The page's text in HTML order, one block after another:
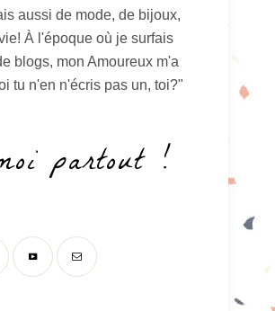
aussi de mode, de bijoux,
À l'époque où je surfais
blogs, mon Amoureux m'a
tu n'en n'écris pas un, toi?"
partout !